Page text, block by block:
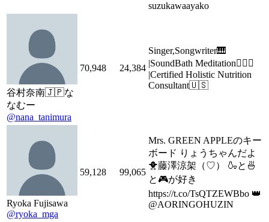
suzukawaayako
谷村奈南🇯🇵な
なむー
@nana_tanimura
70,948 24,384
Singer,Songwriter🎹
|SoundBath Meditation🧘🏻‍♀️
|Certified Holistic Nutrition
Consultant🇺🇸
Ryoka Fujisawa
@ryoka_mga
59,128 99,065
Mrs. GREEN APPLEのキー
ボード りょうちゃんだよ
🐥藤澤涼架（♡） 🍶と🍜
と🎮が好き
https://t.co/TsQTZEWBbo 👑
@AORINGOHUZIN